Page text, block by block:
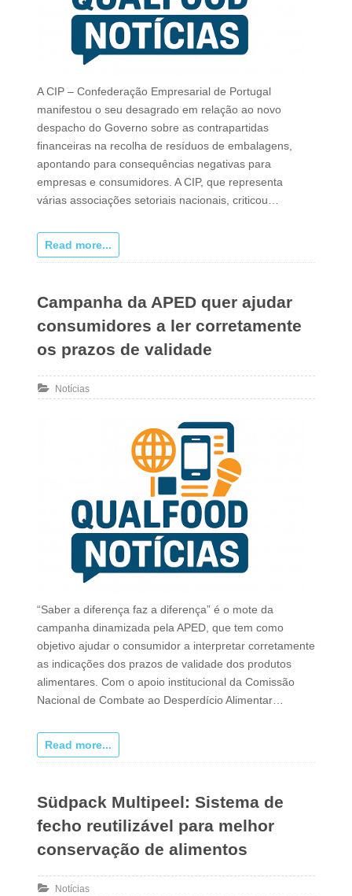
A CIP – Confederação Empresarial de Portugal
manifestou o seu desagrado em relação ao novo
despacho do Governo sobre as contrapartidas
financeiras na recolha de resíduos de embalagens,
apontando para consequências negativas para
empresas e consumidores. A CIP, que representa
várias associações setoriais nacionais, criticou…
Read more...
Campanha da APED quer ajudar
consumidores a ler corretamente
os prazos de validade
Notícias
“Saber a diferença faz a diferença” é o mote da
campanha dinamizada pela APED, que tem como
objetivo ajudar o consumidor a interpretar corretamente
as indicações dos prazos de validade dos produtos
alimentares. Com o apoio institucional da Comissão
Nacional de Combate ao Desperdício Alimentar…
Read more...
Südpack Multipeel: Sistema de
fecho reutilizável para melhor
conservação de alimentos
Notícias